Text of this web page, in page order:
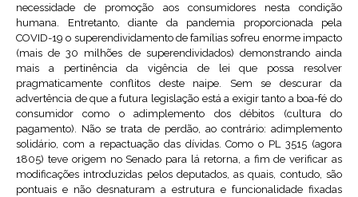
necessidade de promoção aos consumidores nesta condição
humana. Entretanto, diante da pandemia proporcionada pela
COVID-19 o superendividamento de famílias sofreu enorme impacto
(mais de 30 milhões de superendividados) demonstrando ainda
mais a pertinência da vigência de lei que possa resolver
pragmaticamente conflitos deste naipe. Sem se descurar da
advertência de que a futura legislação está a exigir tanto a boa-fé do
consumidor como o adimplemento dos débitos (cultura do
pagamento). Não se trata de perdão, ao contrário: adimplemento
solidário, com a repactuação das dívidas. Como o PL 3515 (agora
1805) teve origem no Senado para lá retorna, a fim de verificar as
modificações introduzidas pelos deputados, as quais, contudo, são
pontuais e não desnaturam a estrutura e funcionalidade fixadas